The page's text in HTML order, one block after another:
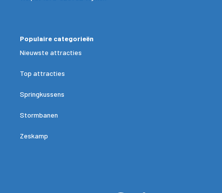
Populaire categorieën
Nieuwste attracties
Top attracties
Springkussens
Stormbanen
Zeskamp